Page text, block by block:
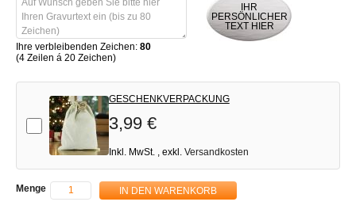
IHR
PERSÖNLICHER
TEXT HIER
Ihre verbleibenden Zeichen: 80
(4 Zeilen á 20 Zeichen)
Add-on
GESCHENKVERPACKUNG
3,99 €
Inkl. MwSt. , exkl. Versandkosten
Menge IN DEN WARENKORB